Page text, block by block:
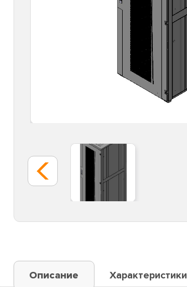
Описание Характеристики